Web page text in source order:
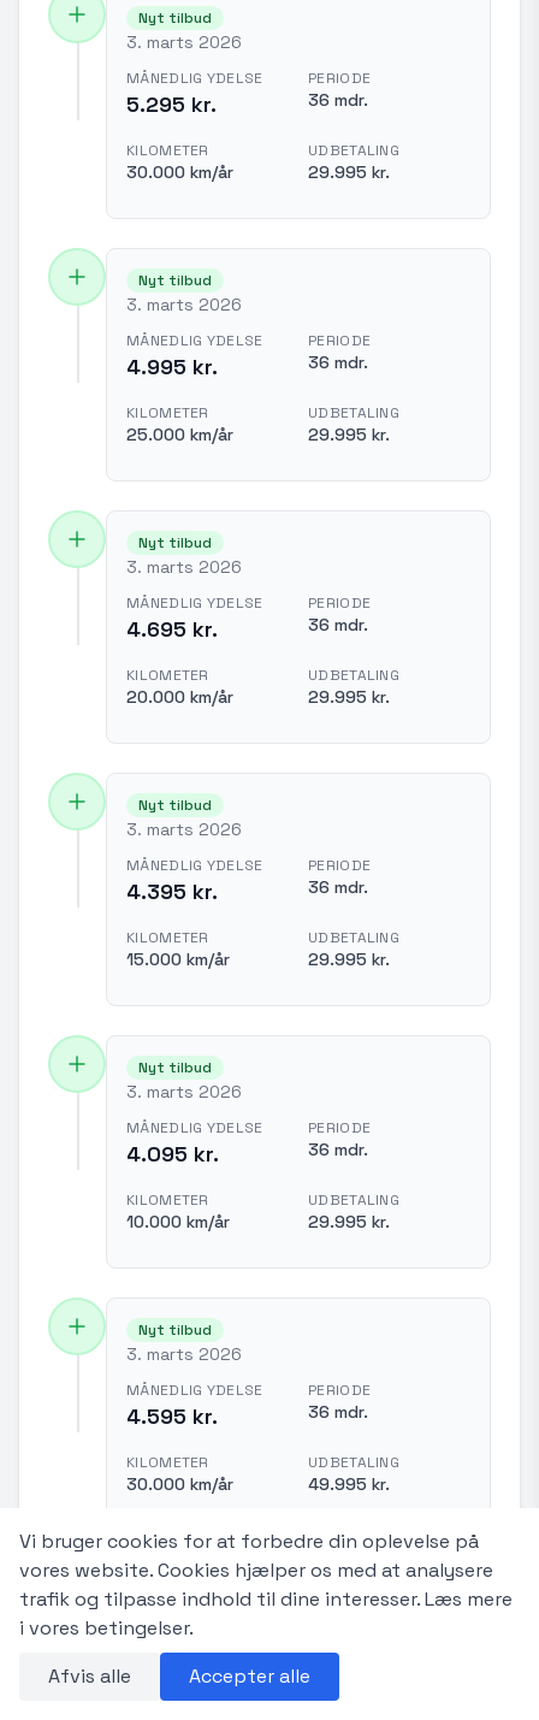
Nyt tilbud
3. marts 2026
MÅNEDLIG YDELSE
5.295 kr.
PERIODE
36 mdr.
KILOMETER
30.000 km/år
UDBETALING
29.995 kr.
Nyt tilbud
3. marts 2026
MÅNEDLIG YDELSE
4.995 kr.
PERIODE
36 mdr.
KILOMETER
25.000 km/år
UDBETALING
29.995 kr.
Nyt tilbud
3. marts 2026
MÅNEDLIG YDELSE
4.695 kr.
PERIODE
36 mdr.
KILOMETER
20.000 km/år
UDBETALING
29.995 kr.
Nyt tilbud
3. marts 2026
MÅNEDLIG YDELSE
4.395 kr.
PERIODE
36 mdr.
KILOMETER
15.000 km/år
UDBETALING
29.995 kr.
Nyt tilbud
3. marts 2026
MÅNEDLIG YDELSE
4.095 kr.
PERIODE
36 mdr.
KILOMETER
10.000 km/år
UDBETALING
29.995 kr.
Nyt tilbud
3. marts 2026
MÅNEDLIG YDELSE
4.595 kr.
PERIODE
36 mdr.
KILOMETER
30.000 km/år
UDBETALING
49.995 kr.
Nyt tilbud
3. marts 2026
MÅNEDLIG YDELSE
4.295 kr.
PERIODE
36 mdr.
Vi bruger cookies for at forbedre din oplevelse på
vores website. Cookies hjælper os med at analysere
trafik og tilpasse indhold til dine interesser.Læs mere
i vores betingelser.
Afvis alle
Accepter alle